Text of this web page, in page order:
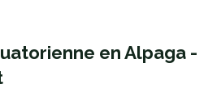
en Alpaga -